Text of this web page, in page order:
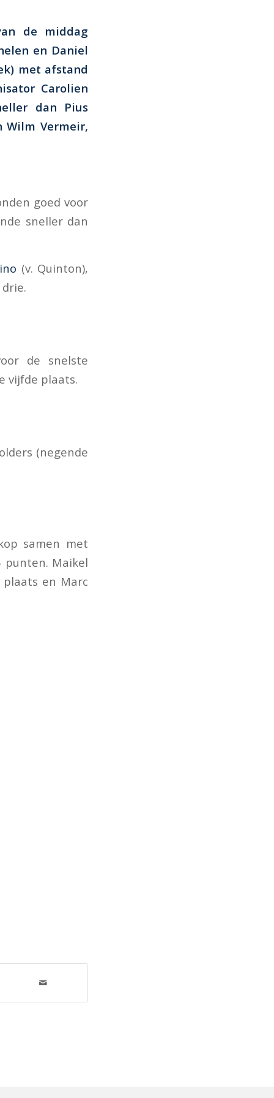
de middag
en Daniel
met afstand
Carolien
dan Pius
Wilm Vermeir,
goed voor
sneller dan
(v. Quinton),
de snelste
vijfde plaats.
(negende
samen met
punten. Maikel
en Marc